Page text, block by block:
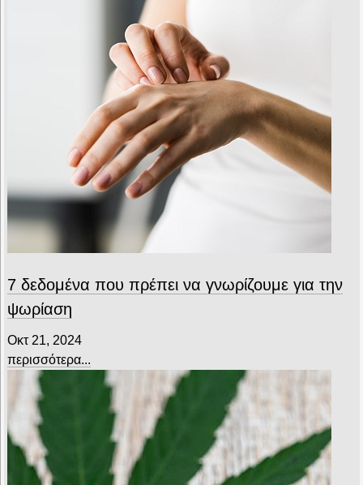
7 δεδομένα που πρέπει να γνωρίζουμε για την
ψωρίαση
Οκτ 21, 2024
περισσότερα...